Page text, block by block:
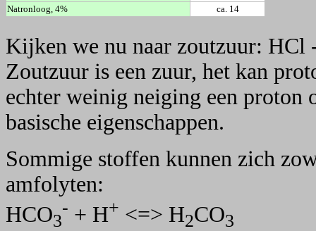
Natronloog, 4%
ca. 14
Kijken we nu naar zoutzuur: HCl
Zoutzuur is een zuur, het kan
echter weinig neiging een proton
basische eigenschappen.
Sommige stoffen kunnen zich
amfolyten:
HCO3
- + H+ <=> H2CO3